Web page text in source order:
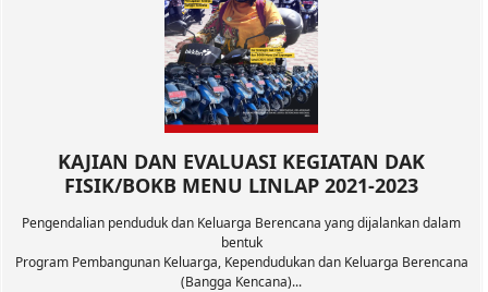
KAJIAN DAN EVALUASI KEGIATAN DAK
FISIK/BOKB MENU LINLAP 2021-2023
Pengendalian penduduk dan Keluarga Berencana yang dijalankan dalam
bentuk
Program Pembangunan Keluarga, Kependudukan dan Keluarga Berencana
(Bangga Kencana)...